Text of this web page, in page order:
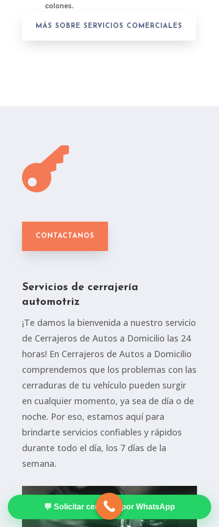
colones.
MÁS SOBRE SERVICIOS COMERCIALES

CONTACTANOS
Servicios de cerrajería
automotriz
¡Te damos la bienvenida a nuestro servicio
de Cerrajeros de Autos a Domicilio las 24
horas! En Cerrajeros de Autos a Domicilio
comprendemos que los problemas con las
cerraduras de tu vehículo pueden surgir
en cualquier momento, ya sea de día o de
noche. Por eso, estamos aquí para
brindarte servicios confiables y rápidos
durante todo el día, los 7 días de la
semana.
💬 Solicitar cerrajero por WhatsApp